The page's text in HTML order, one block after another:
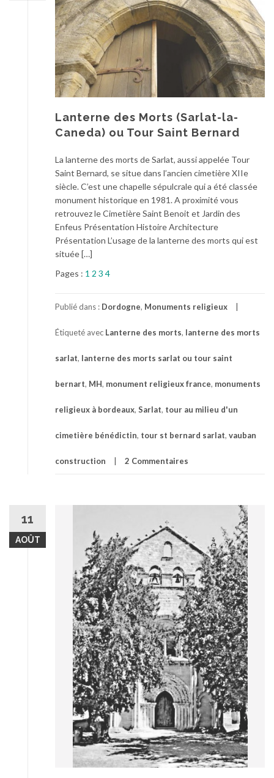
Lanterne des Morts (Sarlat-la-
Caneda) ou Tour Saint Bernard
La lanterne des morts de Sarlat, aussi appelée Tour
Saint Bernard, se situe dans l’ancien cimetière XIIe
siècle. C’est une chapelle sépulcrale qui a été classée
monument historique en 1981. A proximité vous
retrouvez le Cimetière Saint Benoit et Jardin des
Enfeus Présentation Histoire Architecture
Présentation L’usage de la lanterne des morts qui est
située […]
Pages : 1 2 3 4
Publié dans : Dordogne, Monuments religieux
Étiqueté avec Lanterne des morts, lanterne des morts
sarlat, lanterne des morts sarlat ou tour saint
bernart, MH, monument religieux france, monuments
religieux à bordeaux, Sarlat, tour au milieu d'un
cimetière bénédictin, tour st bernard sarlat, vauban
construction 2 Commentaires
11
AOÛT